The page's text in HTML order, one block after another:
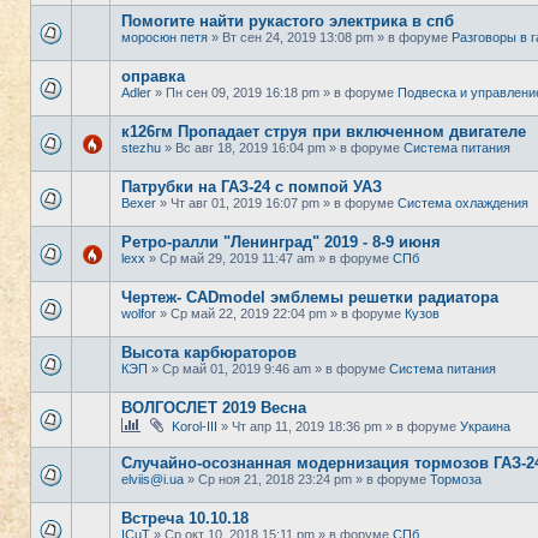
Помогите найти рукастого электрика в спб
моросюн петя » Вт сен 24, 2019 13:08 pm » в форуме Разговоры в
оправка
Adler » Пн сен 09, 2019 16:18 pm » в форуме Подвеска и
к126гм Пропадает струя при включенном двигателе
stezhu » Вс авг 18, 2019 16:04 pm » в форуме Система питания
Патрубки на ГАЗ-24 с помпой УАЗ
Bexer » Чт авг 01, 2019 16:07 pm » в форуме Система охлаждения
Ретро-ралли "Ленинград" 2019 - 8-9 июня
lexx » Ср май 29, 2019 11:47 am » в форуме СПб
Чертеж- CADmodel эмблемы решетки радиатора
wolfor » Ср май 22, 2019 22:04 pm » в форуме Кузов
Высота карбюраторов
КЭП » Ср май 01, 2019 9:46 am » в форуме Система питания
ВОЛГОСЛЕТ 2019 Весна
Korol-III » Чт апр 11, 2019 18:36 pm » в форуме Украина
Случайно-осознанная модернизация тормозов ГАЗ-
elviis@i.ua » Ср ноя 21, 2018 23:24 pm » в форуме Тормоза
Встреча 10.10.18
ICuT » Ср окт 10, 2018 15:11 pm » в форуме СПб